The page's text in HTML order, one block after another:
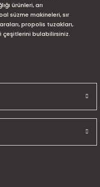
ürünleri, arı
süzme makineleri, sır
propolis tuzakları,
çeşitlerini bulabilirsiniz.